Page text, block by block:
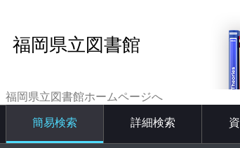
福岡県立図書館
福岡県立図書館ホームページへ
簡易検索 詳細検索